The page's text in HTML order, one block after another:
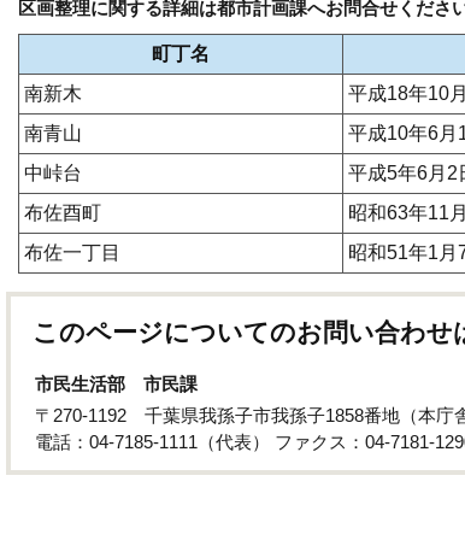
区画整理に関する詳細は都市計画課へお問合せください
町丁名
南新木
平成18年10
南青山
平成10年6月
中峠台
平成5年6月2
布佐酉町
昭和63年11
布佐一丁目
昭和51年1月
このページについてのお問い合わせ
市民生活部 市民課
〒270-1192 千葉県我孫子市我孫子1858番地（本庁
電話：04-7185-1111（代表） ファクス：04-7181-